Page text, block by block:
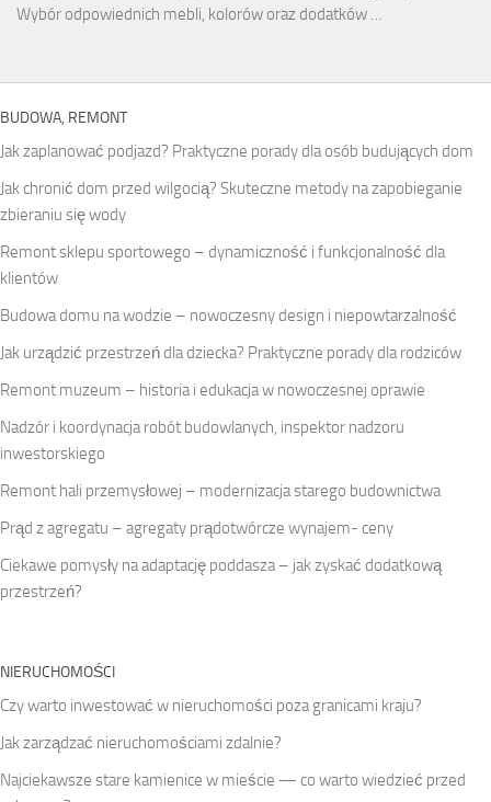
Wybór odpowiednich mebli, kolorów oraz dodatków …
BUDOWA, REMONT
Jak zaplanować podjazd? Praktyczne porady dla osób budujących dom
Jak chronić dom przed wilgocią? Skuteczne metody na zapobieganie
zbieraniu się wody
Remont sklepu sportowego – dynamiczność i funkcjonalność dla
klientów
Budowa domu na wodzie – nowoczesny design i niepowtarzalność
Jak urządzić przestrzeń dla dziecka? Praktyczne porady dla rodziców
Remont muzeum – historia i edukacja w nowoczesnej oprawie
Nadzór i koordynacja robót budowlanych, inspektor nadzoru
inwestorskiego
Remont hali przemysłowej – modernizacja starego budownictwa
Prąd z agregatu – agregaty prądotwórcze wynajem- ceny
Ciekawe pomysły na adaptację poddasza – jak zyskać dodatkową
przestrzeń?
NIERUCHOMOŚCI
Czy warto inwestować w nieruchomości poza granicami kraju?
Jak zarządzać nieruchomościami zdalnie?
Najciekawsze stare kamienice w mieście — co warto wiedzieć przed